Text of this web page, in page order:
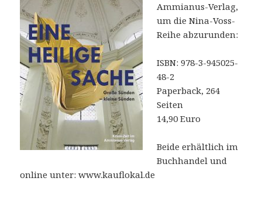
Ammianus-Verlag,
um die Nina-Voss-
Reihe abzurunden:
ISBN: 978-3-945025-
48-2
Paperback, 264
Seiten
14,90 Euro
Beide erhältlich im
Buchhandel und
online unter: www.kauflokal.de